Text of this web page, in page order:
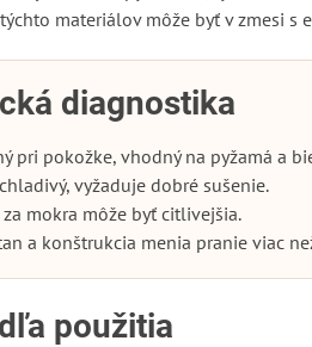
materiálov môže byť v zmesi
diagnostika
pri pokožke, vhodný na pyžamá a
vyžaduje dobré sušenie.
mokra môže byť citlivejšia.
a konštrukcia menia pranie viac
použitia